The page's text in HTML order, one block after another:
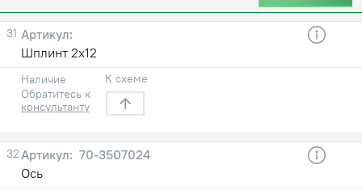
31
Шплинт 2х12
Наличие
Обратитесь к
консультанту
К схеме
32
70-3507024
Ось